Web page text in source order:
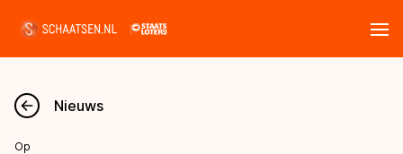
Nieuws
Nieuws
Op